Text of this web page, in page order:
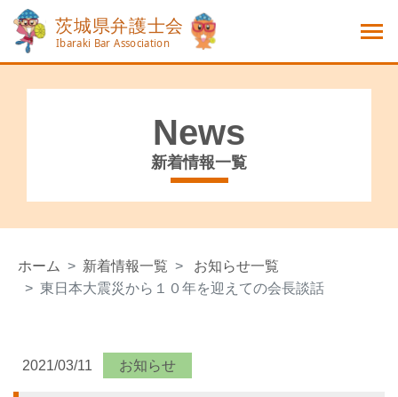
News
新着情報一覧
ホーム 新着情報一覧
お知らせ一覧
東日本大震災から１０年を迎えての会長談話
2021/03/11 お知らせ